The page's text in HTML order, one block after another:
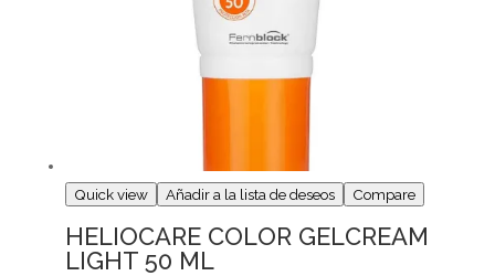
Quick view Añadir a la lista de deseos Compare
HELIOCARE COLOR GELCREAM
LIGHT 50 ML